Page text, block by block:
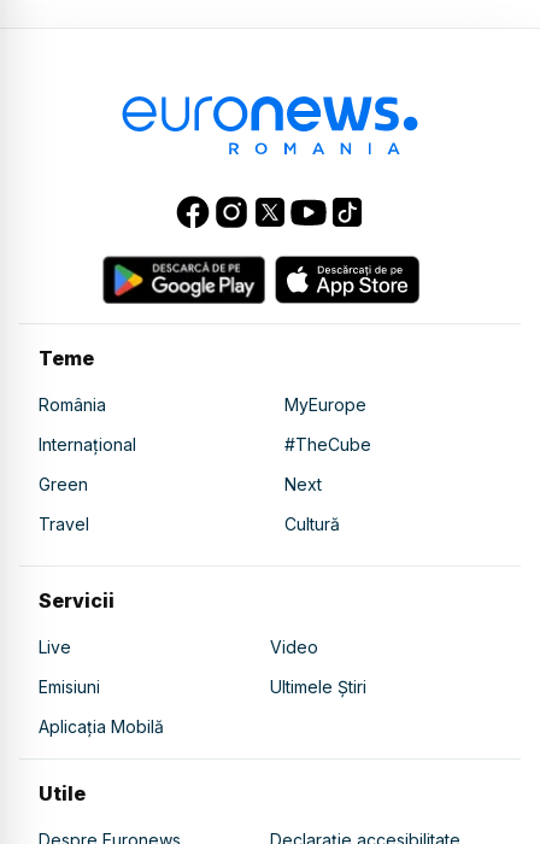
Teme
România
MyEurope
Internațional
#TheCube
Green
Next
Travel
Cultură
Servicii
Live
Video
Emisiuni
Ultimele Știri
Aplicația Mobilă
Utile
Despre Euronews Declarație accesibilitate